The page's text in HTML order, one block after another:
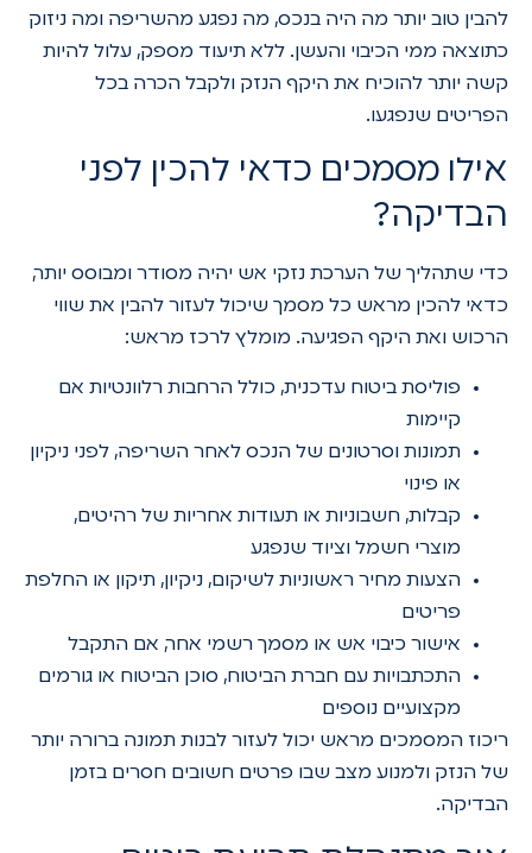
להבין טוב יותר מה היה בנכס, מה נפגע מהשריפה ומה ניזוק
כתוצאה ממי הכיבוי והעשן. ללא תיעוד מספק, עלול להיות
קשה יותר להוכיח את היקף הנזק ולקבל הכרה בכל
הפריטים שנפגעו.
אילו מסמכים כדאי להכין לפני
הבדיקה?
כדי שתהליך של הערכת נזקי אש יהיה מסודר ומבוסס יותר,
כדאי להכין מראש כל מסמך שיכול לעזור להבין את שווי
הרכוש ואת היקף הפגיעה. מומלץ לרכז מראש:
פוליסת ביטוח עדכנית, כולל הרחבות רלוונטיות אם
קיימות
תמונות וסרטונים של הנכס לאחר השריפה, לפני ניקיון
או פינוי
קבלות, חשבוניות או תעודות אחריות של רהיטים,
מוצרי חשמל וציוד שנפגע
הצעות מחיר ראשוניות לשיקום, ניקיון, תיקון או החלפת
פריטים
אישור כיבוי אש או מסמך רשמי אחר, אם התקבל
התכתבויות עם חברת הביטוח, סוכן הביטוח או גורמים
מקצועיים נוספים
ריכוז המסמכים מראש יכול לעזור לבנות תמונה ברורה יותר
של הנזק ולמנוע מצב שבו פרטים חשובים חסרים בזמן
הבדיקה.